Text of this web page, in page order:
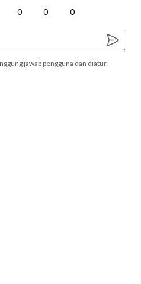
0 0 0
jawab pengguna dan diatur